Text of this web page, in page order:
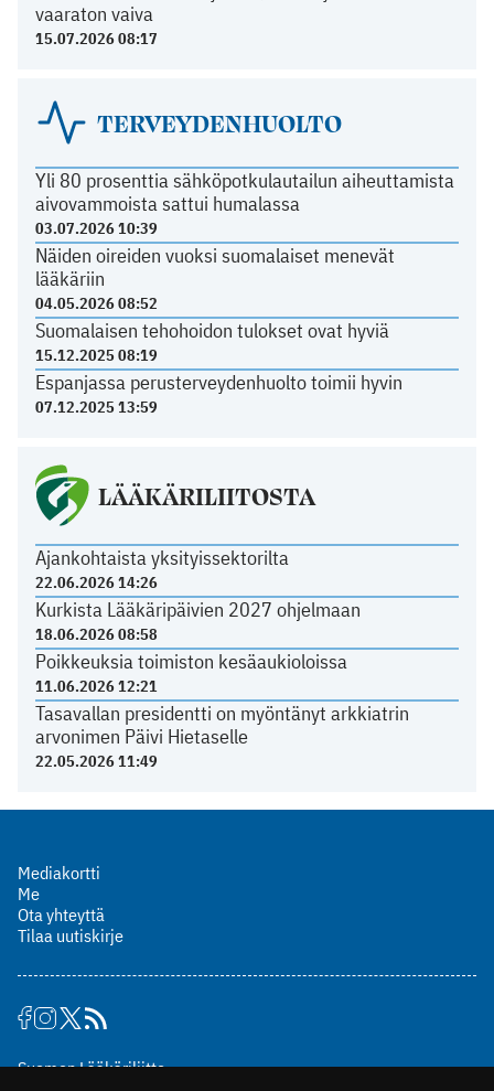
vaaraton vaiva
15.07.2026 08:17
TERVEYDENHUOLTO
Yli 80 prosenttia sähköpotkulautailun aiheuttamista
aivovammoista sattui humalassa
03.07.2026 10:39
Näiden oireiden vuoksi suomalaiset menevät
lääkäriin
04.05.2026 08:52
Suomalaisen tehohoidon tulokset ovat hyviä
15.12.2025 08:19
Espanjassa perusterveydenhuolto toimii hyvin
07.12.2025 13:59
LÄÄKÄRILIITOSTA
Ajankohtaista yksityissektorilta
22.06.2026 14:26
Kurkista Lääkäripäivien 2027 ohjelmaan
18.06.2026 08:58
Poikkeuksia toimiston kesäaukioloissa
11.06.2026 12:21
Tasavallan presidentti on myöntänyt arkkiatrin
arvonimen Päivi Hietaselle
22.05.2026 11:49
Mediakortti
Me
Ota yhteyttä
Tilaa uutiskirje
Suomen Lääkäriliitto